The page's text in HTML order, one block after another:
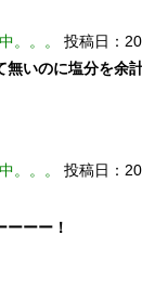
。。。
投稿日：
無いのに塩分を余
。。。
投稿日：
ーーー！